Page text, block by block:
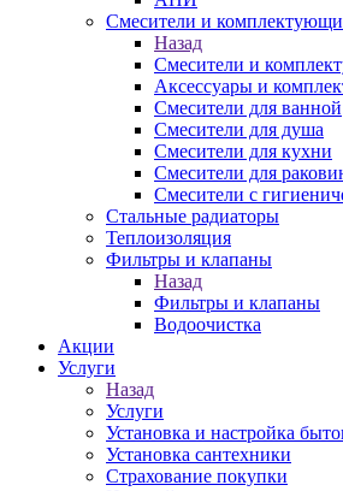
Смесители и
Назад
Смесители и
Аксессуары и
Смесители для ванной
Смесители для душа
Смесители для кухни
Смесители для
Смесители с
Стальные радиаторы
Теплоизоляция
Фильтры и клапаны
Назад
Фильтры и клапаны
Водоочистка
Акции
Услуги
Назад
Услуги
Установка и настройка
Установка сантехники
Страхование покупки